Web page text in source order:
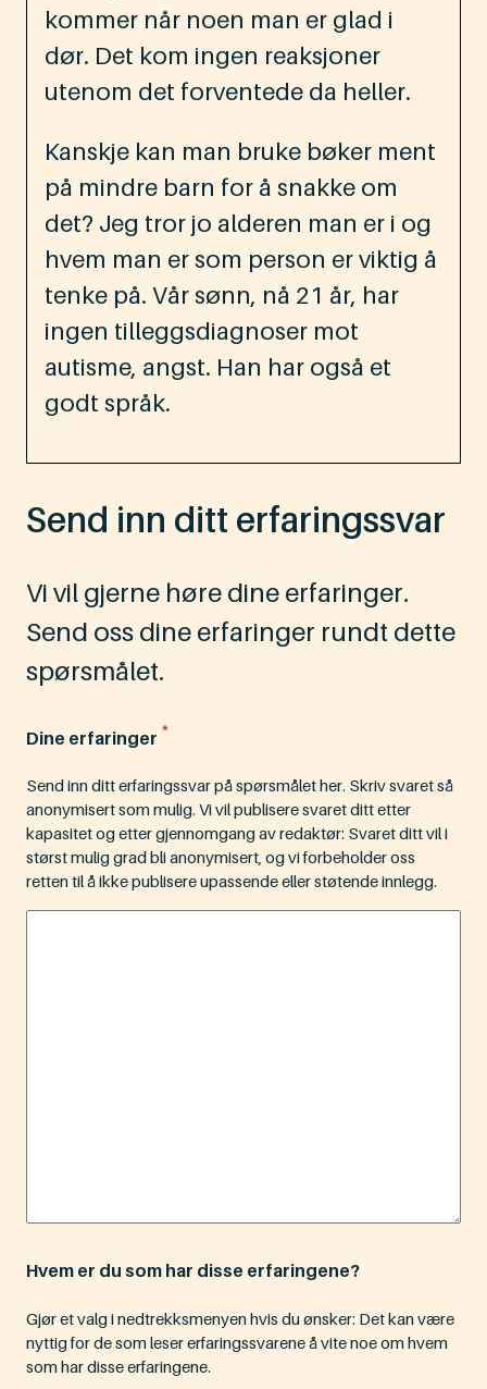
kommer når noen man er glad i
dør. Det kom ingen reaksjoner
utenom det forventede da heller.
Kanskje kan man bruke bøker ment
på mindre barn for å snakke om
det? Jeg tror jo alderen man er i og
hvem man er som person er viktig å
tenke på. Vår sønn, nå 21 år, har
ingen tilleggsdiagnoser mot
autisme, angst. Han har også et
godt språk.
Send inn ditt erfaringssvar
Vi vil gjerne høre dine erfaringer.
Send oss dine erfaringer rundt dette
spørsmålet.
Dine erfaringer
*
Send inn ditt erfaringssvar på spørsmålet her. Skriv svaret så
anonymisert som mulig. Vi vil publisere svaret ditt etter
kapasitet og etter gjennomgang av redaktør: Svaret ditt vil i
størst mulig grad bli anonymisert, og vi forbeholder oss
retten til å ikke publisere upassende eller støtende innlegg.
Hvem er du som har disse erfaringene?
Gjør et valg i nedtrekksmenyen hvis du ønsker: Det kan være
nyttig for de som leser erfaringssvarene å vite noe om hvem
som har disse erfaringene.